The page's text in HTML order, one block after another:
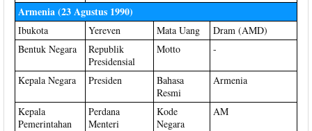
Armenia (23 Agustus 1990)
Ibukota Yereven Mata Uang
Dram (AMD)
Bentuk Negara
Republik
Presidensial
Motto -
Kepala Negara Presiden
Bahasa
Resmi
Armenia
Kepala
Pemerintahan
Perdana
Menteri
Kode
Negara
AM